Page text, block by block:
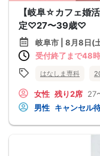
【岐阜☆カフェ婚
定♡27〜39歳♡
岐阜市 | 8月8日(
受付終了まで48
はなしま専科
女性 残り2席 27
男性 キャンセル